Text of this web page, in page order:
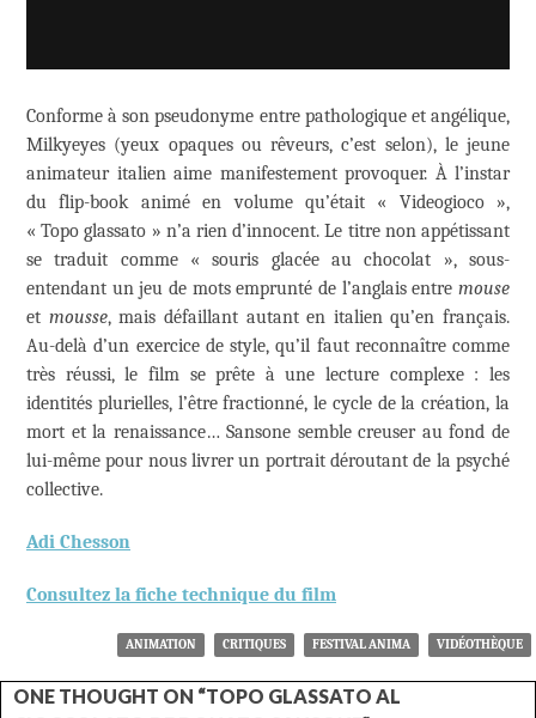
Conforme à son pseudonyme entre pathologique et angélique,
Milkyeyes (yeux opaques ou rêveurs, c’est selon), le jeune
animateur italien aime manifestement provoquer. À l’instar
du flip-book animé en volume qu’était « Videogioco »,
« Topo glassato » n’a rien d’innocent. Le titre non appétissant
se traduit comme « souris glacée au chocolat », sous-
entendant un jeu de mots emprunté de l’anglais entre mouse
et mousse, mais défaillant autant en italien qu’en français.
Au-delà d’un exercice de style, qu’il faut reconnaître comme
très réussi, le film se prête à une lecture complexe : les
identités plurielles, l’être fractionné, le cycle de la création, la
mort et la renaissance… Sansone semble creuser au fond de
lui-même pour nous livrer un portrait déroutant de la psyché
collective.
Adi Chesson
Consultez la fiche technique du film
ANIMATION CRITIQUES FESTIVAL ANIMA VIDÉOTHÈQUE
ONE THOUGHT ON “TOPO GLASSATO AL